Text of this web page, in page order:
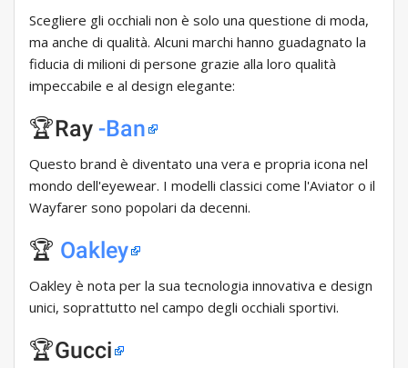
Scegliere gli occhiali non è solo una questione di moda,
ma anche di qualità. Alcuni marchi hanno guadagnato la
fiducia di milioni di persone grazie alla loro qualità
impeccabile e al design elegante:
🏆Ray -Ban
Questo brand è diventato una vera e propria icona nel
mondo dell'eyewear. I modelli classici come l'Aviator o il
Wayfarer sono popolari da decenni.
🏆 Oakley
Oakley è nota per la sua tecnologia innovativa e design
unici, soprattutto nel campo degli occhiali sportivi.
🏆Gucci